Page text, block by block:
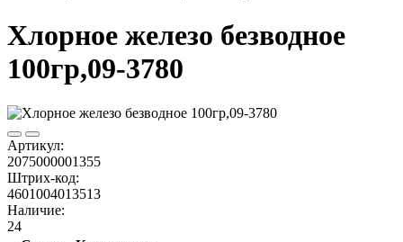
Хлорное железо безводное
100гр,09-3780
Артикул:
2075000001355
Штрих-код:
4601004013513
Наличие:
24